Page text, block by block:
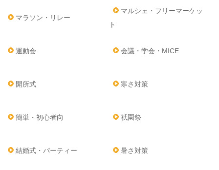
マラソン・リレー
マルシェ・フリーマーケッ
ト
運動会 会議・学会・MICE
開所式 寒さ対策
簡単・初心者向 祇園祭
結婚式・パーティー 暑さ対策